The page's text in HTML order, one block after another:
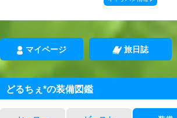
マイページ 旅日誌
どるちぇ*の装備図鑑